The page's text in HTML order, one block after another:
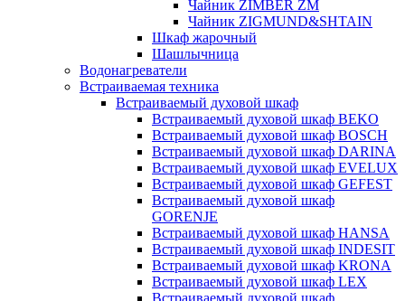
Чайник ZIMBER ZM
Чайник ZIGMUND&SHTAIN
Шкаф жарочный
Шашлычница
Водонагреватели
Встраиваемая техника
Встраиваемый духовой шкаф
Встраиваемый духовой шкаф BEKO
Встраиваемый духовой шкаф BOSCH
Встраиваемый духовой шкаф DARINA
Встраиваемый духовой шкаф EVELUX
Встраиваемый духовой шкаф GEFEST
Встраиваемый духовой шкаф
GORENJE
Встраиваемый духовой шкаф HANSA
Встраиваемый духовой шкаф INDESIT
Встраиваемый духовой шкаф KRONA
Встраиваемый духовой шкаф LEX
Встраиваемый духовой шкаф